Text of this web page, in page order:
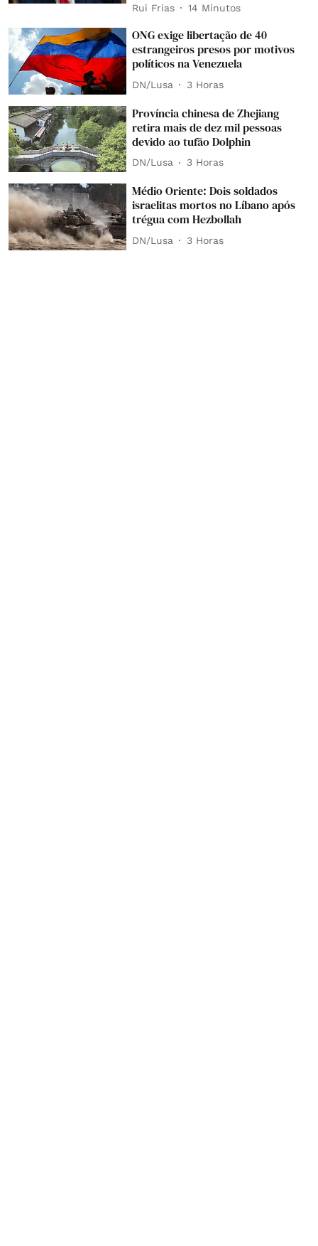
Rui Frias 14 Minutos
ONG exige libertação de 40
estrangeiros presos por motivos
políticos na Venezuela
DN/Lusa 3 Horas
Província chinesa de Zhejiang
retira mais de dez mil pessoas
devido ao tufão Dolphin
DN/Lusa 3 Horas
Médio Oriente: Dois soldados
israelitas mortos no Líbano após
trégua com Hezbollah
DN/Lusa 3 Horas